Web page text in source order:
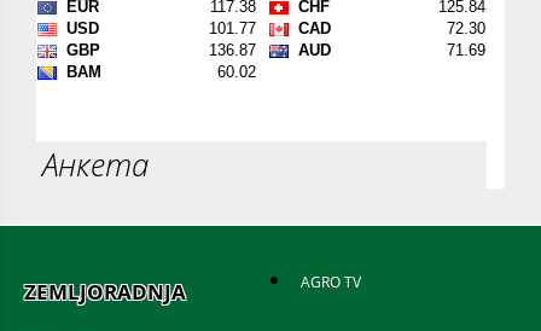
Анкета
ZEMLJORADNJA AGRO TV